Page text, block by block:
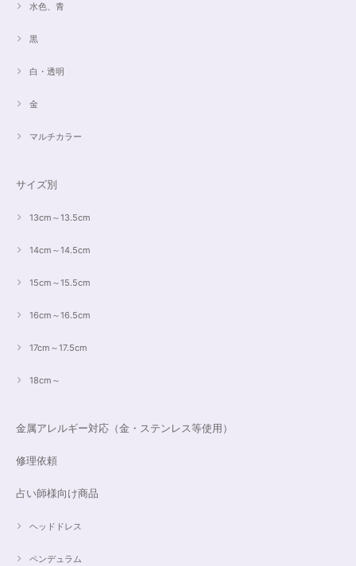
水色、青
黒
白・透明
金
マルチカラー
サイズ別
13cm～13.5cm
14cm～14.5cm
15cm～15.5cm
16cm～16.5cm
17cm～17.5cm
18cm～
金属アレルギー対応（金・ステンレス等使用）
修理依頼
占い師様向け商品
ヘッドドレス
ペンデュラム